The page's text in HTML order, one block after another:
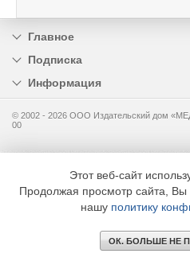
Главное
Подписка
Информация
© 2002 - 2026 OOO Издательский дом
00
Этот веб-сайт
Продолжая просмотр сайта, Вы
нашу политику
ОК. БОЛЬШЕ НЕ